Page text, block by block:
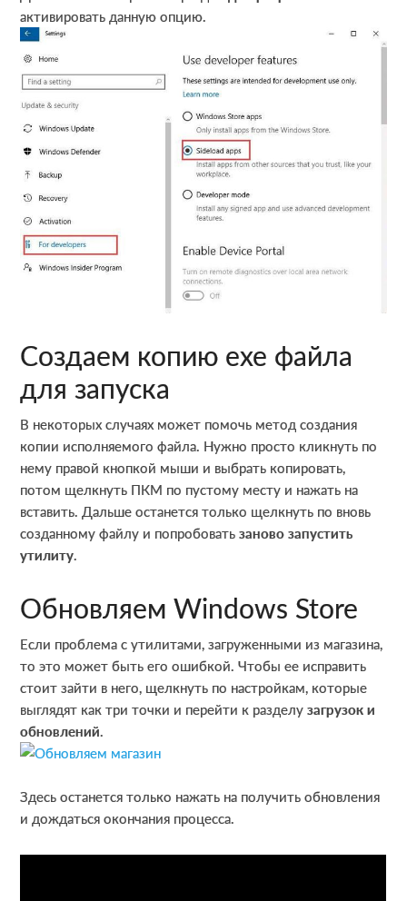
активировать данную опцию.
Создаем копию exe файла
для запуска
В некоторых случаях может помочь метод создания
копии исполняемого файла. Нужно просто кликнуть по
нему правой кнопкой мыши и выбрать копировать,
потом щелкнуть ПКМ по пустому месту и нажать на
вставить. Дальше останется только щелкнуть по вновь
созданному файлу и попробоватьзаново запустить
утилиту.
Обновляем Windows Store
Если проблема с утилитами, загруженными из магазина,
то это может быть его ошибкой. Чтобы ее исправить
стоит зайти в него, щелкнуть по настройкам, которые
выглядят как три точки и перейти к разделузагрузок и
обновлений.
Здесь останется только нажать на получить обновления
и дождаться окончания процесса.